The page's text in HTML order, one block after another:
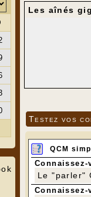
Les aînés
Testez vos
QCM
Le "parler"